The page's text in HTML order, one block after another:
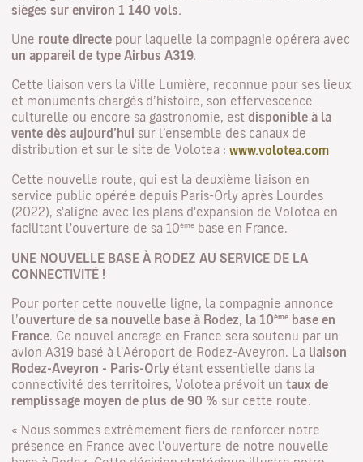
sièges sur environ 1 140 vols.
Une route directe pour laquelle la compagnie opérera avec
un appareil de type Airbus A319.
Cette liaison vers la Ville Lumière, reconnue pour ses lieux
et monuments chargés d’histoire, son effervescence
culturelle ou encore sa gastronomie, est disponible à la
vente dès aujourd’hui sur l’ensemble des canaux de
distribution et sur le site de Volotea : www.volotea.com
Cette nouvelle route, qui est la deuxième liaison en
service public opérée depuis Paris-Orly après Lourdes
(2022), s'aligne avec les plans d'expansion de Volotea en
facilitant l'ouverture de sa 10ème base en France.
UNE NOUVELLE BASE À RODEZ AU SERVICE DE LA
CONNECTIVITÉ !
Pour porter cette nouvelle ligne, la compagnie annonce
l’ouverture de sa nouvelle base à Rodez, la 10ème
base en
France . Ce nouvel ancrage en France sera soutenu par un
avion A319 basé à l'Aéroport de Rodez-Aveyron. La
liaison
Rodez-Aveyron - Paris-Orly étant essentielle dans la
connectivité des territoires, Volotea prévoit un taux de
remplissage moyen de plus de 90 % sur cette route.
« Nous sommes extrêmement fiers de renforcer notre
présence en France avec l'ouverture de notre nouvelle